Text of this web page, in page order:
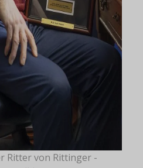
Ritter von Rittinger -